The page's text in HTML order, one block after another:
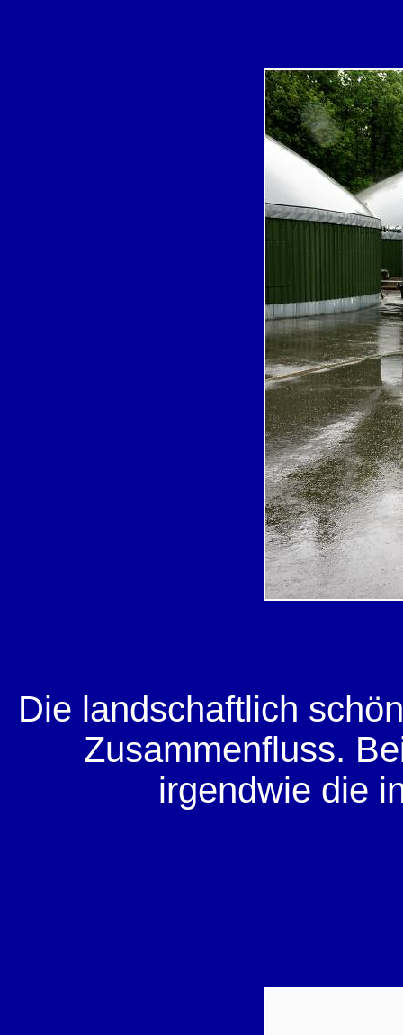
Die landschaftlich
Zusammenfluss.
irgendwie die